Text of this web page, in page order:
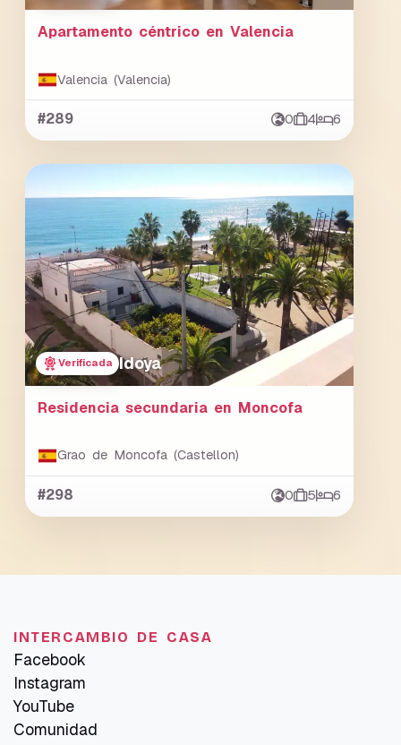
Apartamento céntrico en Valencia
Valencia (Valencia)
#289 0 4 6
Verificada Idoya
Residencia secundaria en Moncofa
Grao de Moncofa (Castellon)
#298 0 5 6
INTERCAMBIO DE CASA
Facebook
Instagram
YouTube
Comunidad